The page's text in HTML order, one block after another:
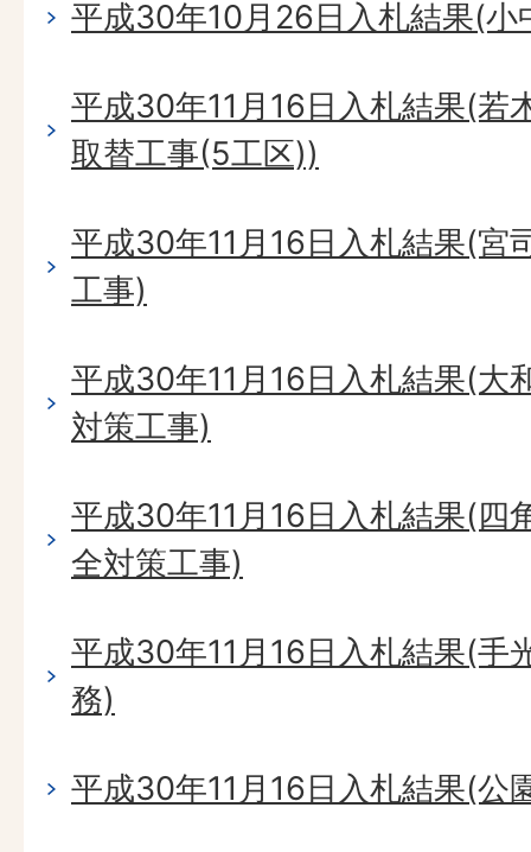
平成30年10月26日入札結果(小
平成30年11月16日入札結果(若
取替工事(5工区))
平成30年11月16日入札結果(宮
工事)
平成30年11月16日入札結果(大
対策工事)
平成30年11月16日入札結果(四
全対策工事)
平成30年11月16日入札結果(手
務)
平成30年11月16日入札結果(公